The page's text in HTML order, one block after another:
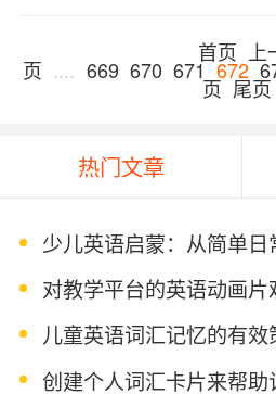
首页
页 .... 669 670 671 672
页 尾页
热门文章
少儿英语启蒙：从简单
对教学平台的英语动画片
儿童英语词汇记忆的有效
创建个人词汇卡片来帮助